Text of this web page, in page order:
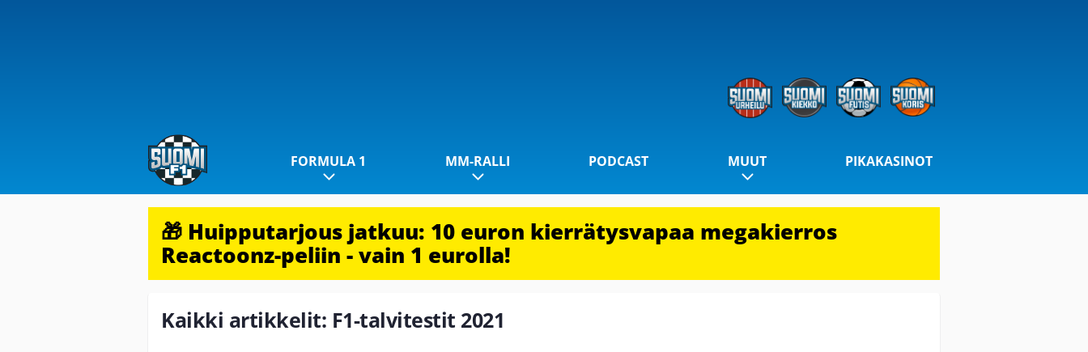
FORMULA 1 MM-RALLI PODCAST MUUT PIKAKASINOT
🎁 Huipputarjous jatkuu: 10 euron kierrätysvapaa megakierros
Reactoonz-peliin - vain 1 eurolla!
Kaikki artikkelit: F1-talvitestit 2021